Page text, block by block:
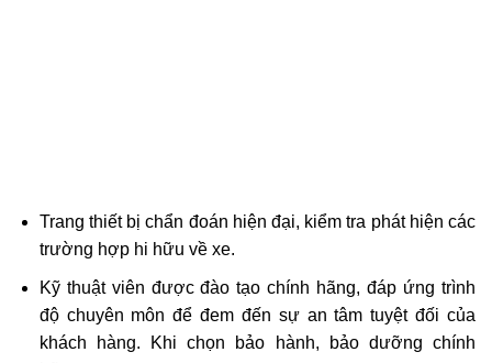
Trang thiết bị chẩn đoán hiện đại, kiểm tra phát hiện các
trường hợp hi hữu về xe.
Kỹ thuật viên được đào tạo chính hãng, đáp ứng trình
độ chuyên môn để đem đến sự an tâm tuyệt đối của
khách hàng. Khi chọn bảo hành, bảo dưỡng chính